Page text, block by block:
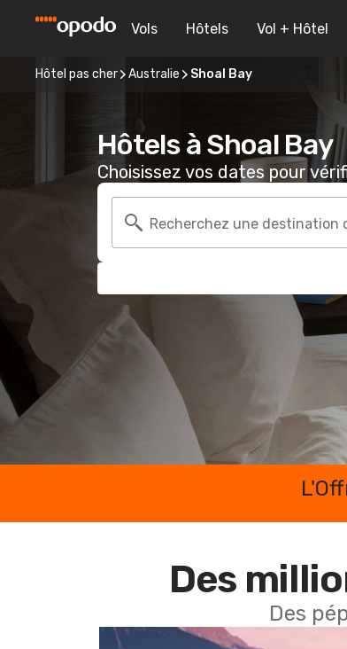
Vols Hôtels Vol + Hôtel
Hôtel pas cher Australie Shoal Bay
Hôtels à Shoal Bay
Choisissez vos dates pour
Des
Des